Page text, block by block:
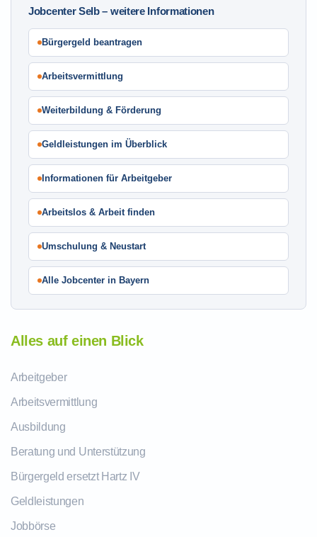
Jobcenter Selb – weitere Informationen
Bürgergeld beantragen
Arbeitsvermittlung
Weiterbildung & Förderung
Geldleistungen im Überblick
Informationen für Arbeitgeber
Arbeitslos & Arbeit finden
Umschulung & Neustart
Alle Jobcenter in Bayern
Alles auf einen Blick
Arbeitgeber
Arbeitsvermittlung
Ausbildung
Beratung und Unterstützung
Bürgergeld ersetzt Hartz IV
Geldleistungen
Jobbörse